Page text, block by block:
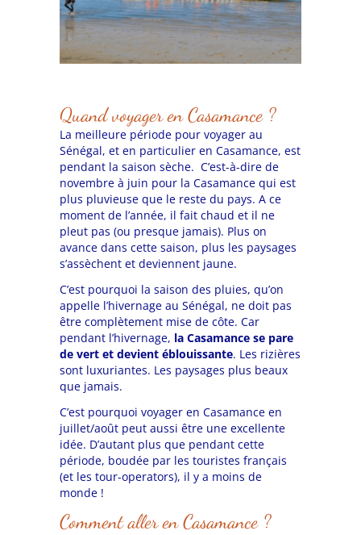
Quand voyager en Casamance ?
La meilleure période pour voyager au
Sénégal, et en particulier en Casamance, est
pendant la saison sèche. C’est-à-dire de
novembre à juin pour la Casamance qui est
plus pluvieuse que le reste du pays. A ce
moment de l’année, il fait chaud et il ne
pleut pas (ou presque jamais). Plus on
avance dans cette saison, plus les paysages
s’assèchent et deviennent jaune.
C’est pourquoi la saison des pluies, qu’on
appelle l’hivernage au Sénégal, ne doit pas
être complètement mise de côte. Car
pendant l’hivernage, la Casamance se pare
de vert et devient éblouissante. Les rizières
sont luxuriantes. Les paysages plus beaux
que jamais.
C’est pourquoi voyager en Casamance en
juillet/août peut aussi être une excellente
idée. D’autant plus que pendant cette
période, boudée par les touristes français
(et les tour-operators), il y a moins de
monde !
Comment aller en Casamance ?